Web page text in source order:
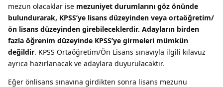
mezun olacaklar ise mezuniyet durumlarını göz önünde
bulundurarak, KPSS’ye lisans düzeyinden veya ortaöğretim/
ön lisans düzeyinden girebileceklerdir. Adayların birden
fazla öğrenim düzeyinde KPSS’ye girmeleri mümkün
değildir. KPSS Ortaöğretim/Ön Lisans sınavıyla ilgili kılavuz
ayrıca hazırlanacak ve adaylara duyurulacaktır.
Eğer önlisans sınavına girdikten sonra lisans mezunu